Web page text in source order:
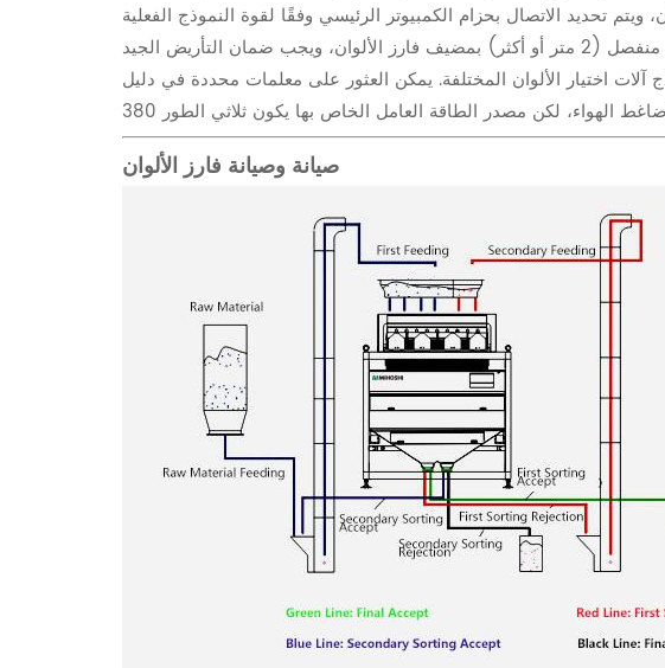
اختيار الألوان المختلفة. يمكن العثور على معلمات محددة في دليل
صيانة وصيانة فارز الألوان